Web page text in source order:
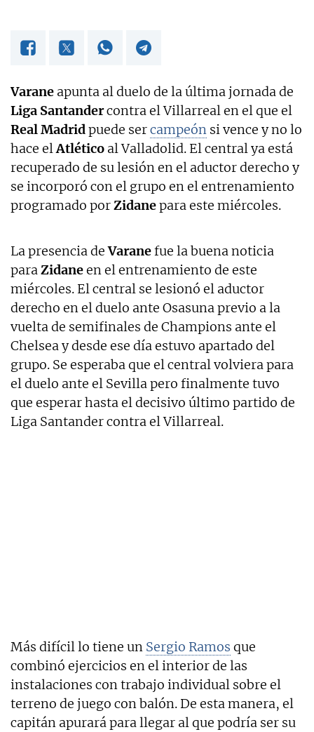
Varane apunta al duelo de la última jornada de
Liga Santandercontra el Villarreal en el que el
Real Madridpuede sercampeón si vence y no lo
hace elAtlético al Valladolid. El central ya está
recuperado de su lesión en el aductor derecho y
se incorporó con el grupo en el entrenamiento
programado porZidanepara este miércoles.
La presencia deVaranefue la buena noticia
paraZidaneen el entrenamiento de este
miércoles. El central se lesionó el aductor
derecho en el duelo ante Osasuna previo a la
vuelta de semifinales de Champions ante el
Chelsea y desde ese día estuvo apartado del
grupo. Se esperaba que el central volviera para
el duelo ante el Sevilla pero finalmente tuvo
que esperar hasta el decisivo último partido de
Liga Santander contra el Villarreal.
Más difícil lo tiene un Sergio Ramos que
combinó ejercicios en el interior de las
instalaciones con trabajo individual sobre el
terreno de juego con balón. De esta manera, el
capitán apurará para llegar al que podría ser su